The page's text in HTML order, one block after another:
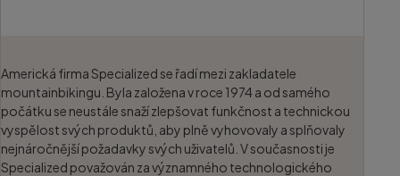
Americká firma Specialized se řadí mezi zakladatele
mountainbikingu. Byla založena v roce 1974 a od samého
počátku se neustále snaží zlepšovat funkčnost a technickou
vyspělost svých produktů, aby plně vyhovovaly a splňovaly
nejnáročnější požadavky svých uživatelů. V současnosti je
Specialized považován za významného technologického